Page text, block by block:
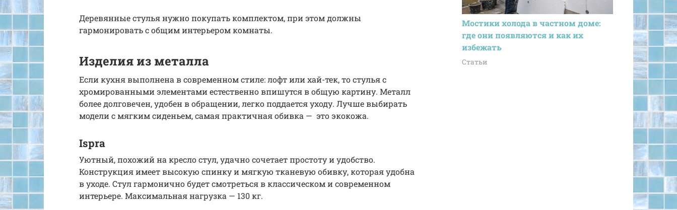
Деревянные стулья нужно покупать комплектом, при этом должны
гармонировать с общим интерьером комнаты.
Изделия из металла
Если кухня выполнена в современном стиле: лофт или хай-тек, то стулья с
хромированными элементами естественно впишутся в общую картину. Металл
более долговечен, удобен в обращении, легко поддается уходу. Лучше выбирать
модели с мягким сиденьем, самая практичная обивка — это экокожа.
Ispra
Уютный, похожий на кресло стул, удачно сочетает простоту и удобство.
Конструкция имеет высокую спинку и мягкую тканевую обивку, которая удобна
в уходе. Стул гармонично будет смотреться в классическом и современном
интерьере. Максимальная нагрузка — 130 кг.
Мостики холода в частном доме:
где они появляются и как их
избежать
Статьи